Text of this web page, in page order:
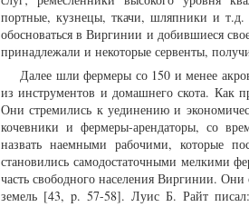
портные, кузнецы, ткачи, шляпники и
обосноваться в Виргинии и добившиеся
принадлежали и некоторые сервенты,
Далее шли фермеры со 150 и менее
из инструментов и домашнего скота. Как
Они стремились к уединению и
кочевники и фермеры-арендаторы, со
назвать наемными рабочими, которые
становились самодостаточными мелкими
часть свободного населения Виргинии.
земель [43, p. 57-58]. Луис Б. Райт